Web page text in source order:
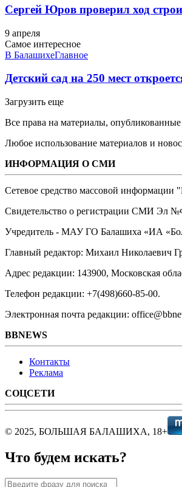
Сергей Юров проверил ход
9 апреля
Самое интересное
В БалашихеГлавное
Детский сад на 250 мест
Загрузить еще
Все права на материалы,
Любое использование материалов и
ИНФОРМАЦИЯ О СМИ
Сетевое средство массовой информации
Свидетельство о регистрации СМИ Эл
Учредитель - МАУ ГО Балашиха «ИА
Главный редактор: Михаил Николаевич
Адрес редакции: 143900, Московская
Телефон редакции: +7(498)660-85-00.
Электронная почта редакции:
BBNEWS
Контакты
Реклама
СОЦСЕТИ
© 2025, БОЛЬШАЯ БАЛАШИХА, 18+
Что будем искать?